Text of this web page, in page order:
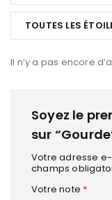
Simple à ouvrir et
Elle convient
hydratation
5
TOUTES LES
Il n’y a pas encore
Soyez le
sur
Votre adresse
champs
Votre note *